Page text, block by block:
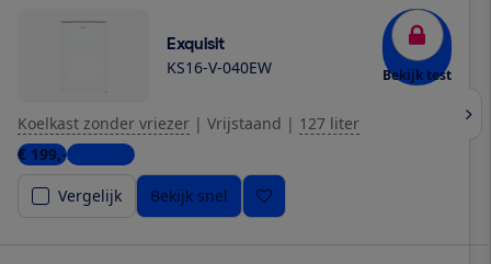
Exquisit
KS16-V-040EW Bekijk test
Koelkast zonder vriezer | Vrijstaand | 127 liter
€ 199,-2 winkels
Vergelijk
Bekijk snel